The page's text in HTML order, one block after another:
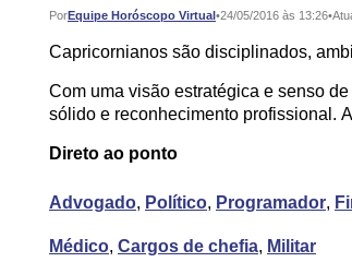
PorEquipe Horóscopo Virtual•
Publicado: 24/05/2016 às 13:26•
Capricornianos são disciplinados,
Com uma visão estratégica e senso
sólido e reconhecimento profissional.
Direto ao ponto
Advogado, Político, Programador,
Médico, Cargos de chefia, Militar